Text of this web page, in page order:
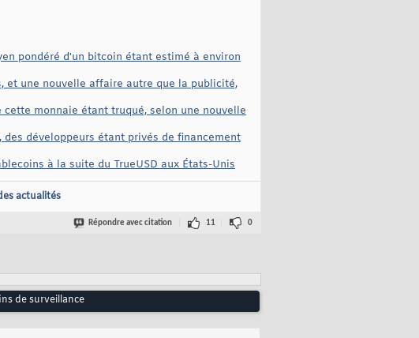
pondéré d'un bitcoin étant estimé à environ
et une nouvelle affaire autre que la publicité,
monnaie étant truqué, selon une nouvelle
développeurs étant privés de financement
à la suite du TrueUSD aux États-Unis
actualités
Répondre avec citation 11 0
de surveillance